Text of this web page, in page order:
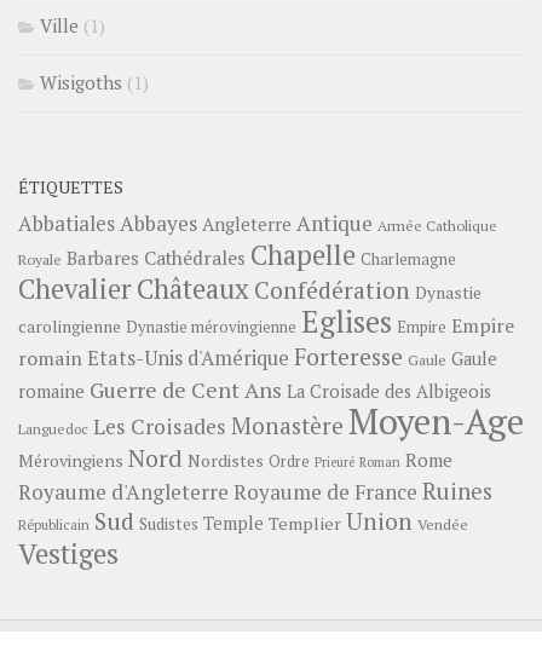
Ville (1)
Wisigoths (1)
ÉTIQUETTES
AbbatialesAbbayes Angleterre Antique Armée Catholique
Royale Barbares Cathédrales Chapelle Charlemagne
ChevalierChâteauxConfédération Dynastie
carolingienne Dynastie mérovingienne Eglises Empire Empire
romainEtats-Unis d'Amérique Forteresse Gaule Gaule
romaine Guerre de Cent Ans La Croisade des Albigeois
Languedoc Les Croisades Monastère Moyen-Age
Mérovingiens Nord Nordistes Ordre Prieuré Roman Rome
Royaume d'Angleterre Royaume de France Ruines
Républicain Sud Sudistes Temple Templier Union Vendée
Vestiges